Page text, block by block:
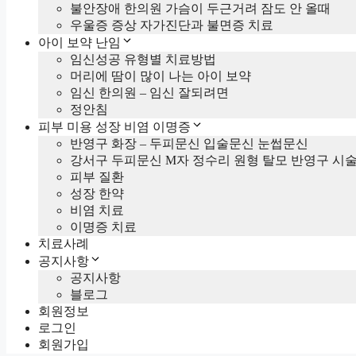
불안장애 한의원 가슴이 두근거려 잠도 안 올때
우울증 증상 자가진단과 불면증 치료
아이 보약 난임
임신성공 유형별 치료방법
머리에 땀이 많이 나는 아이 보약
임신 한의원 – 임신 잘되려면
정안침
피부 미용 성장 비염 이명증
반영구 화장 – 두피문신 입술문신 눈썹문신
강서구 두피문신 M자 정수리 원형 탈모 반영구 시
피부 질환
성장 한약
비염 치료
이명증 치료
치료사례
공지사항
공지사항
블로그
회원정보
로그인
회원가입